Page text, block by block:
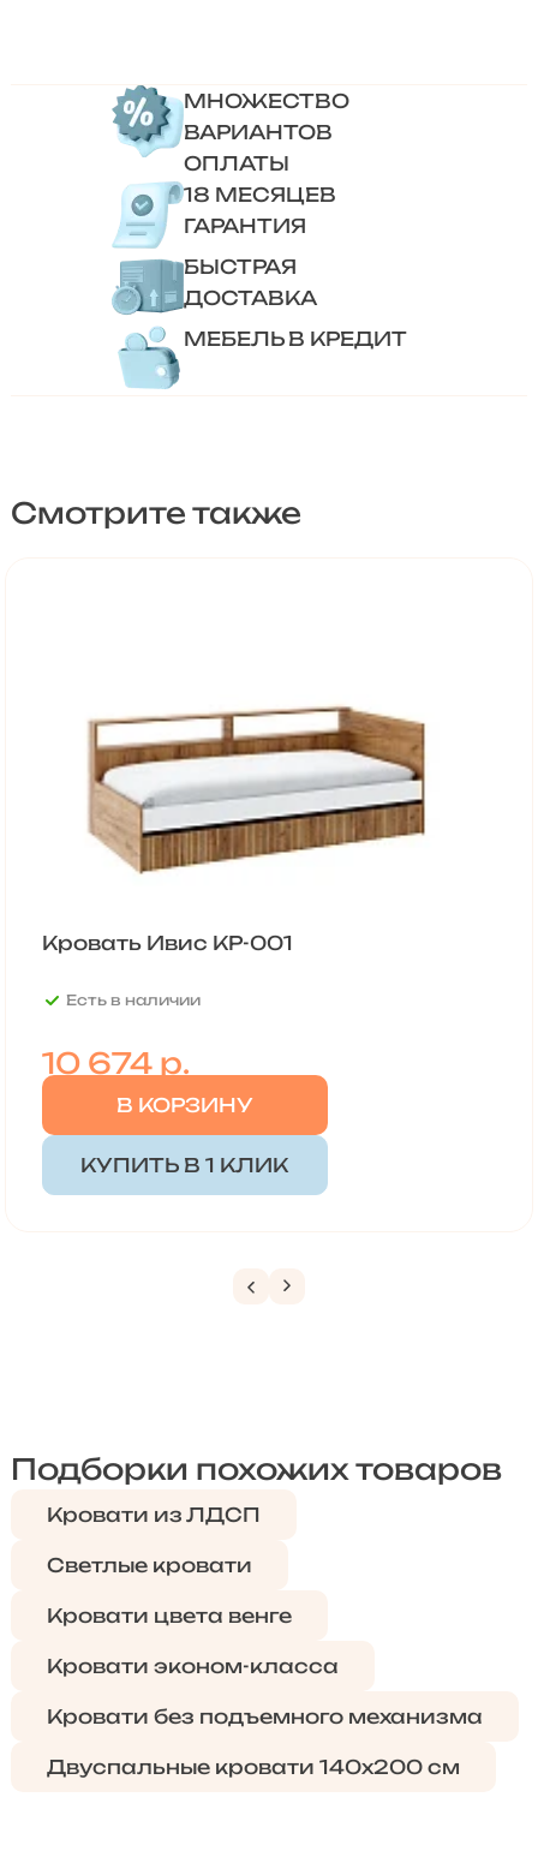
МНОЖЕСТВО
ВАРИАНТОВ
ОПЛАТЫ
18 МЕСЯЦЕВ
ГАРАНТИЯ
БЫСТРАЯ
ДОСТАВКА
МЕБЕЛЬ В КРЕДИТ
Смотрите также
Кровать Ивис КР-001
Есть в наличии
10 674р.
В КОРЗИНУ
КУПИТЬ В 1 КЛИК
Подборки похожих товаров
Кровати из ЛДСП
Светлые кровати
Кровати цвета венге
Кровати эконом-класса
Кровати без подъемного механизма
Двуспальные кровати 140х200 см